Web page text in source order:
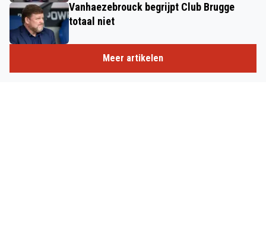
Vanhaezebrouck begrijpt Club Brugge
totaal niet
Meer artikelen